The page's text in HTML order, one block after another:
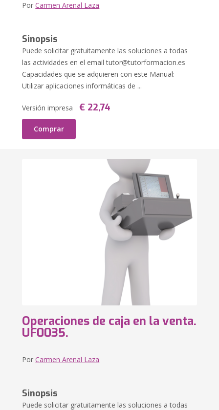
PorCarmen Arenal Laza
Sinopsis
Puede solicitar gratuitamente las soluciones a todas
las actividades en el emailtutor@tutorformacion.es
Capacidades que se adquieren con este Manual: -
Utilizar aplicaciones informáticas de ...
Versión impresa € 22,74
Comprar
Operaciones de caja en la venta.
UF0035.
PorCarmen Arenal Laza
Sinopsis
Puede solicitar gratuitamente las soluciones a todas